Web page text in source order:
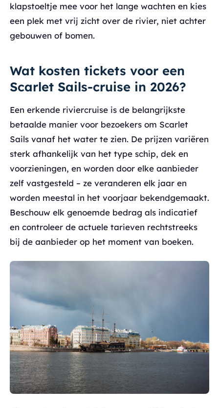
klapstoeltje mee voor het lange wachten en kies
een plek met vrij zicht over de rivier, niet achter
gebouwen of bomen.
Wat kosten tickets voor een
Scarlet Sails-cruise in 2026?
Een erkende riviercruise is de belangrijkste
betaalde manier voor bezoekers om Scarlet
Sails vanaf het water te zien. De prijzen variëren
sterk afhankelijk van het type schip, dek en
voorzieningen, en worden door elke aanbieder
zelf vastgesteld – ze veranderen elk jaar en
worden meestal in het voorjaar bekendgemaakt.
Beschouw elk genoemde bedrag als indicatief
en controleer de actuele tarieven rechtstreeks
bij de aanbieder op het moment van boeken.